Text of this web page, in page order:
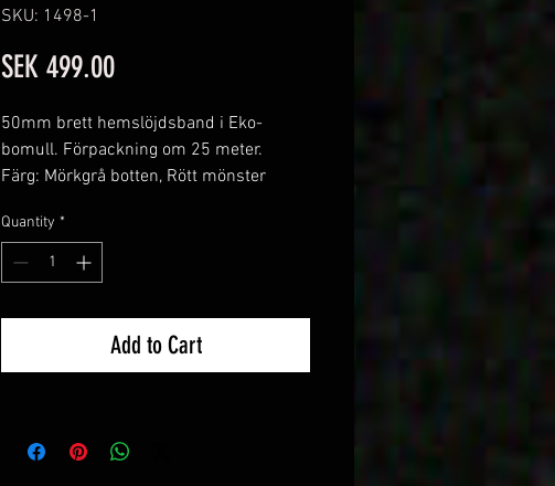
SKU: 1498-1
SEK 499.00Price
50mm brett hemslöjdsband i Eko-
bomull. Förpackning om 25 meter.
Färg: Mörkgrå botten, Rött mönster
Quantity *
Add to Cart